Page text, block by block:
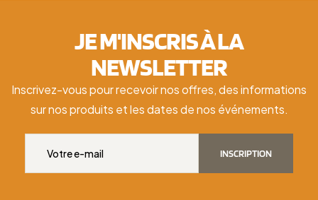
JE M'INSCRIS À LA
NEWSLETTER
Inscrivez-vous pour recevoir nos offres, des informations
sur nos produits et les dates de nos événements.
INSCRIPTION